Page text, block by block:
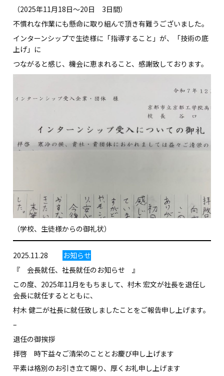
（2025年11月18日～20日 3日間）
不慣れな作業にも懸命に取り組んで頂き有難うございました。
インターンシップで生徒様に「指導すること」が、「技術の底
上げ」に
つながると感じ、機会に恵まれること、感謝致しております。
（学校、生徒様からの御礼状）
2025.11.28
お知らせ
『 会長就任、社長就任のお知らせ 』
この度、2025年11月をもちまして、村木 宏文が社長を退任し
会長に就任するとともに、
村木 健二が社長に就任致しましたことをご報告申し上げます。
–
退任の御挨拶
拝啓 時下益々ご清栄のこととお慶び申し上げます
平素は格別のお引き立て賜り、厚くお礼申し上げます